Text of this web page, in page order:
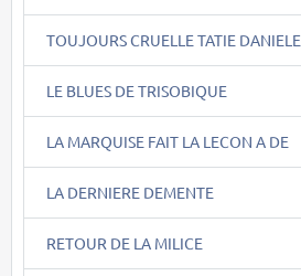
TOUJOURS CRUELLE TATIE DANIELE
LE BLUES DE TRISOBIQUE
LA MARQUISE FAIT LA LECON A DE
LA DERNIERE DEMENTE
RETOUR DE LA MILICE